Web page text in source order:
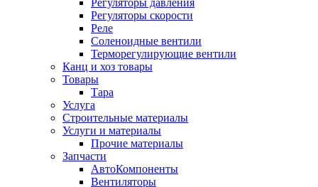
Регуляторы давления
Регуляторы скорости
Реле
Соленоидные вентили
Терморегулирующие вентили
Канц и хоз товары
Товары
Тара
Услуга
Строительные материалы
Услуги и материалы
Прочие материалы
Запчасти
АвтоКомпоненты
Вентиляторы